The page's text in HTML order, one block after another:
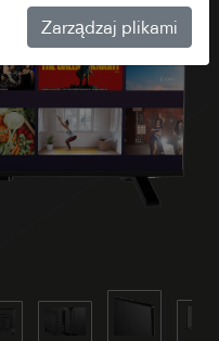
Zarządzaj plikami